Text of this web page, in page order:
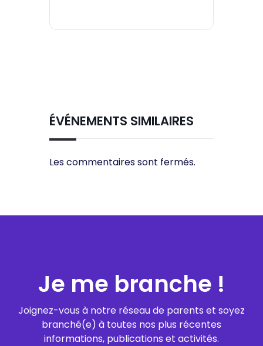
ÉVÉNEMENTS SIMILAIRES
Les commentaires sont fermés.
Je me branche !
Joignez-vous à notre réseau de parents et soyez
branché(e) à toutes nos plus récentes
informations, publications et activités.